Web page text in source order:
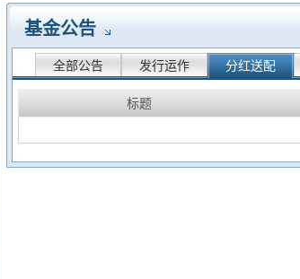
基金公告
全部公告 发行运作 分红送配
标题